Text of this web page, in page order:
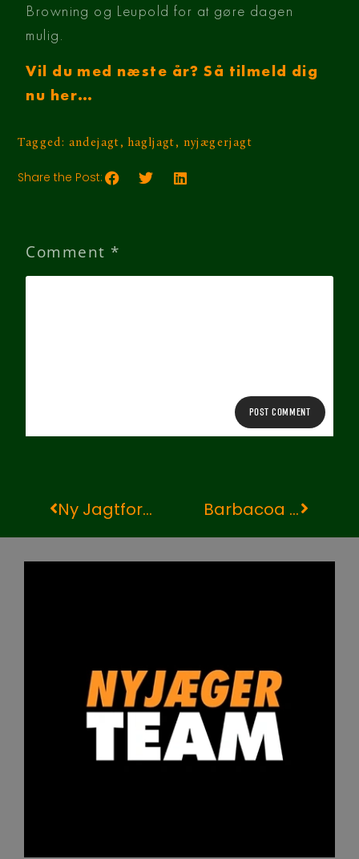
Browning og Leupold for at gøre dagen
mulig.
Vil du med næste år? Så tilmeld dig
nu her…
Tagged: andejagt , hagljagt , nyjægerjagt
Share the Post:
Comment *
Ny Jagtform – Motorbådsjagt Barbacoa Tacos Med Braiseret Rådyr